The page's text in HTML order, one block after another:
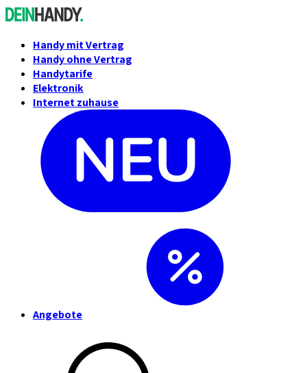
Handy mit Vertrag
Handy ohne Vertrag
Handytarife
Elektronik
Internet zuhause
Angebote